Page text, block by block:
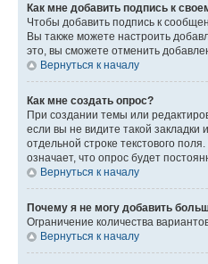
Как мне добавить подпись к
Чтобы добавить подпись к
Вы также можете настроить
это, вы сможете отменить
Вернуться к началу
Как мне создать опрос?
При создании темы или
если вы не видите такой
отдельной строке текстового
означает, что опрос будет
Вернуться к началу
Почему я не могу добавить
Ограничение количества
Вернуться к началу